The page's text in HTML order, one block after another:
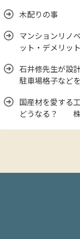
木配りの事
マンションリノ
ット・デメリッ
石井修先生が設
駐車場格子など
国産材を愛する
どうなる？ 株